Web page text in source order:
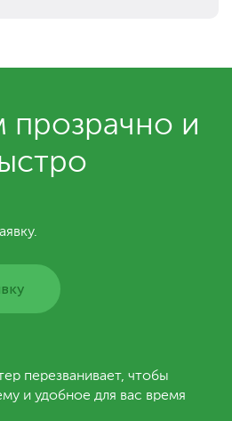
прозрачно и
перезванивает, чтобы
и удобное для вас время